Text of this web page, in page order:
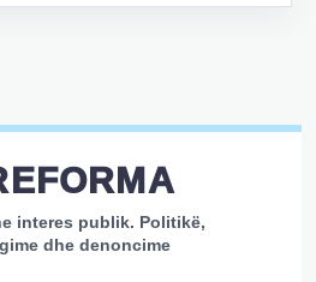
interes publik. Politikë,
dhe denoncime